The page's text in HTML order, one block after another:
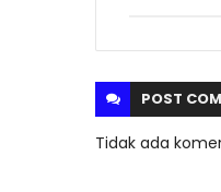
POST
Tidak ada